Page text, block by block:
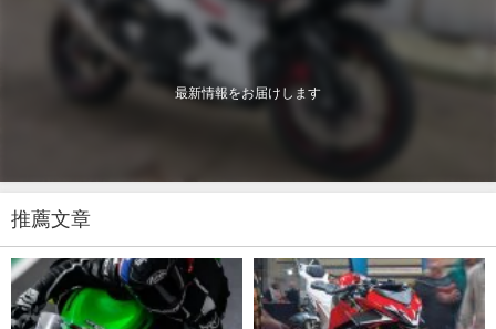
最新情報をお届けします
推薦文章